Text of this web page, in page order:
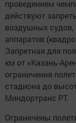
проведением
действуют
воздушных судов,
аппаратов
Запретная для
км от «Казань-
ограничения
стадиона до
Миндортранс РТ.
Ограничены